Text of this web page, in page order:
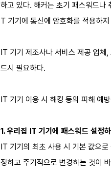
하고 있다. 해커는 초기 패스워드나
T 기기에 통신에 암호화를 적용하
IT 기기 제조사나 서비스 제공 업체
드시 필요하다.
IT 기기 이용 시 해킹 등의 피해 예
1. 우리집 IT 기기 에 패스워드 설정
IT 기기의 최초 사용 시 기본 값으
정하고 주기적으로 변경하는 것이